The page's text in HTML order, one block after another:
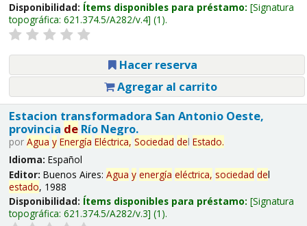
Disponibilidad: Ítems disponibles para préstamo: Signatura
topográfica: 621.374.5/A282/v.4 (1).
Hacer reserva
Agregar al carrito
Estacion transformadora San Antonio Oeste,
provincia deRío Negro.
por Agua y Energía Eléctrica, Sociedad del Estado.
Idioma: Español
Editor: Buenos Aires: Agua y energía eléctrica, sociedad del
estado, 1988
Disponibilidad: Ítems disponibles para préstamo: Signatura
topográfica: 621.374.5/A282/v.3 (1).